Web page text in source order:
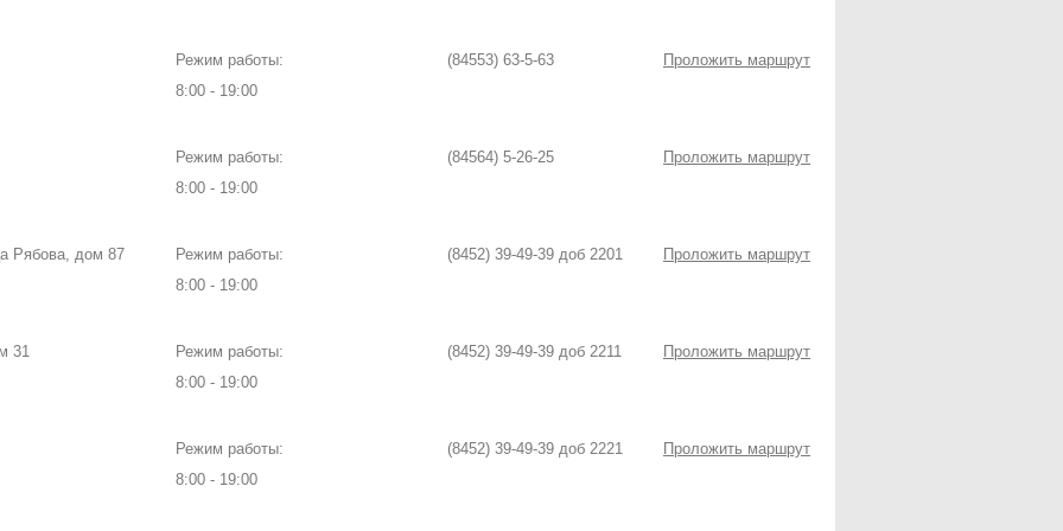
Режим работы:
8:00 - 19:00
(84553) 63-5-63 Проложить маршрут
Режим работы:
8:00 - 19:00
(84564) 5-26-25 Проложить маршрут
Рябова, дом 87
Режим работы:
8:00 - 19:00
(8452) 39-49-39 доб 2201 Проложить маршрут
31
Режим работы:
8:00 - 19:00
(8452) 39-49-39 доб 2211 Проложить маршрут
Режим работы:
8:00 - 19:00
(8452) 39-49-39 доб 2221 Проложить маршрут